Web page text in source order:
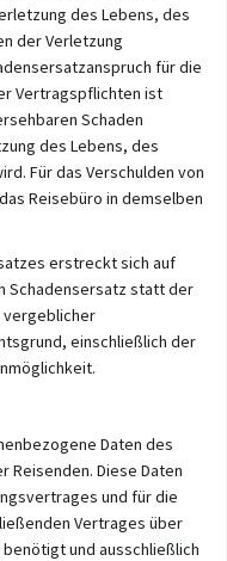
des Lebens, des
der Verletzung
für die
Vertragspflichten ist
Schaden
des Lebens, des
Für das Verschulden von
Reisebüro in demselben
erstreckt sich auf
Schadensersatz statt der
vergeblicher
einschließlich der
Daten des
Reisenden. Diese Daten
und für die
Vertrages über
und ausschließlich